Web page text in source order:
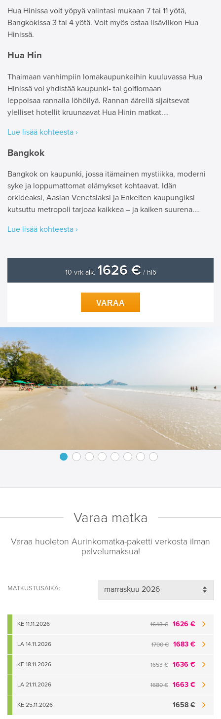
Hua Hinissa voit yöpyä valintasi mukaan 7 tai 11 yötä,
Bangkokissa 3 tai 4 yötä. Voit myös ostaa lisäviikon Hua
Hinissä.
Hua Hin
Thaimaan vanhimpiin lomakaupunkeihin kuuluvassa Hua
Hinissä voi yhdistää kaupunki- tai golflomaan
leppoisaa rannalla löhöilyä. Rannan äärellä sijaitsevat
ylelliset hotellit kruunaavat Hua Hinin matkat.…
Lue lisää kohteesta ›
Bangkok
Bangkok on kaupunki, jossa itämainen mystiikka, moderni
syke ja loppumattomat elämykset kohtaavat. Idän
orkideaksi, Aasian Venetsiaksi ja Enkelten kaupungiksi
kutsuttu metropoli tarjoaa kaikkea – ja kaiken suurena.…
Lue lisää kohteesta ›
10 vrk alk. 1626 € / hlö
VARAA
Varaa matka
Varaa huoleton Aurinkomatka-paketti verkosta ilman
palvelumaksua!
MATKUSTUSAIKA:
1643 € 1626 €
KE 11.11.2026
1700 € 1683 €
LA 14.11.2026
1653 € 1636 €
KE 18.11.2026
1680 € 1663 €
LA 21.11.2026
1658 €
KE 25.11.2026